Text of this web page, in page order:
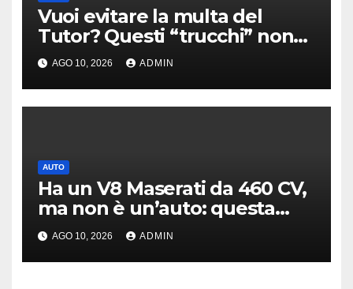
Vuoi evitare la multa del
Tutor? Questi “trucchi” non
servono a nulla
AGO 10, 2026 ADMIN
AUTO
Ha un V8 Maserati da 460 CV,
ma non è un’auto: questa
moto costa 144.000 euro
AGO 10, 2026 ADMIN